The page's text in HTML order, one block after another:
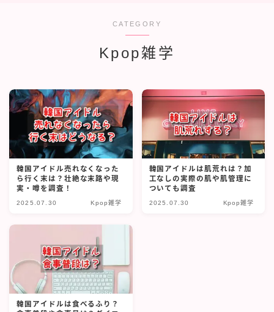
CATEGORY
Kpop雑学
韓国アイドル売れなくなった
ら行く末は？壮絶な末路や現
実・噂を調査！
2025.07.30 Kpop雑学
韓国アイドルは肌荒れは？加
工なしの実際の肌や肌管理に
ついても調査
2025.07.30 Kpop雑学
韓国アイドルは食べるふり？